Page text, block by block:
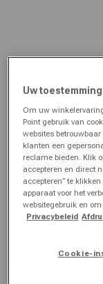
Uw
Om uw
Point gebruik van
websites
klanten een
reclame bieden. Klik
accepteren en direct
accepteren” te
apparaat voor het
websitegebruik en
Privacybeleid
Cookie-